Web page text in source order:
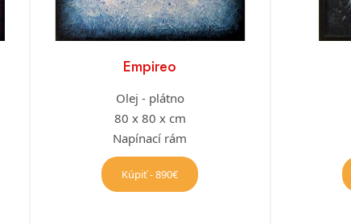
Empireo
Olej - plátno
80 x 80 x cm
Napínací rám
Kúpiť - 890€